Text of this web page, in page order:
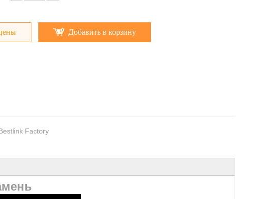
Добавить в корзину
Factory